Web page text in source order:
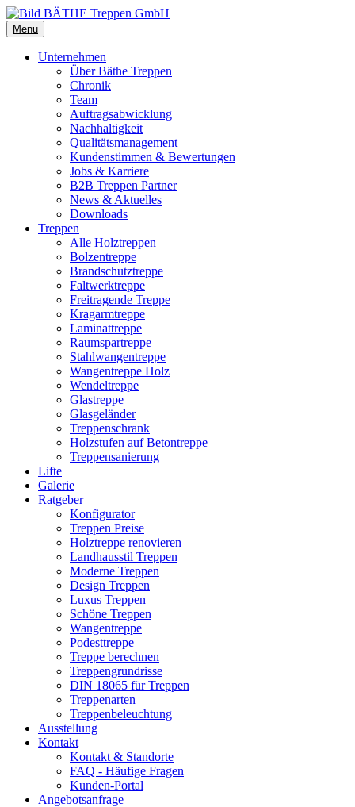
Menu
Unternehmen
Über Bäthe Treppen
Chronik
Team
Auftragsabwicklung
Nachhaltigkeit
Qualitätsmanagement
Kundenstimmen & Bewertungen
Jobs & Karriere
B2B Treppen Partner
News & Aktuelles
Downloads
Treppen
Alle Holztreppen
Bolzentreppe
Brandschutztreppe
Faltwerktreppe
Freitragende Treppe
Kragarmtreppe
Laminattreppe
Raumspartreppe
Stahlwangentreppe
Wangentreppe Holz
Wendeltreppe
Glastreppe
Glasgeländer
Treppenschrank
Holzstufen auf Betontreppe
Treppensanierung
Lifte
Galerie
Ratgeber
Konfigurator
Treppen Preise
Holztreppe renovieren
Landhausstil Treppen
Moderne Treppen
Design Treppen
Luxus Treppen
Schöne Treppen
Wangentreppe
Podesttreppe
Treppe berechnen
Treppengrundrisse
DIN 18065 für Treppen
Treppenarten
Treppenbeleuchtung
Ausstellung
Kontakt
Kontakt & Standorte
FAQ - Häufige Fragen
Kunden-Portal
Angebotsanfrage